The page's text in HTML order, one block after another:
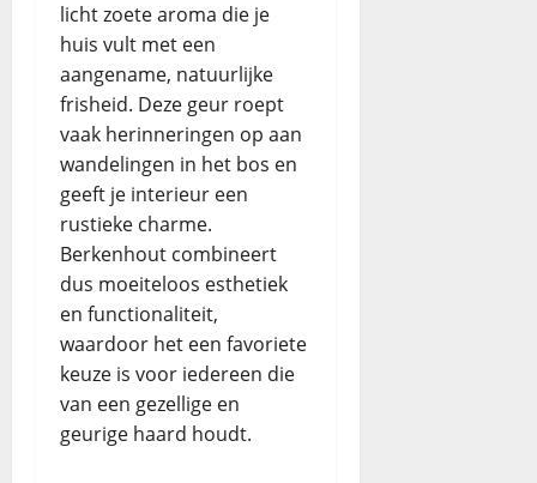
licht zoete aroma die je
huis vult met een
aangename, natuurlijke
frisheid. Deze geur roept
vaak herinneringen op aan
wandelingen in het bos en
geeft je interieur een
rustieke charme.
Berkenhout combineert
dus moeiteloos esthetiek
en functionaliteit,
waardoor het een favoriete
keuze is voor iedereen die
van een gezellige en
geurige haard houdt.